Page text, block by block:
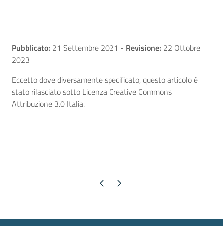
Pubblicato: 21 Settembre 2021 - Revisione: 22 Ottobre
2023
Eccetto dove diversamente specificato, questo articolo è
stato rilasciato sotto Licenza Creative Commons
Attribuzione 3.0 Italia.
Pagina precedente
Pagina successiva